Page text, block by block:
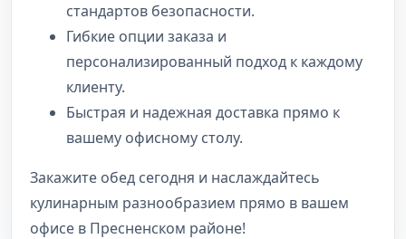
стандартов безопасности.
Гибкие опции заказа и
персонализированный подход к каждому
клиенту.
Быстрая и надежная доставка прямо к
вашему офисному столу.
Закажите обед сегодня и наслаждайтесь
кулинарным разнообразием прямо в вашем
офисе в Пресненском районе!